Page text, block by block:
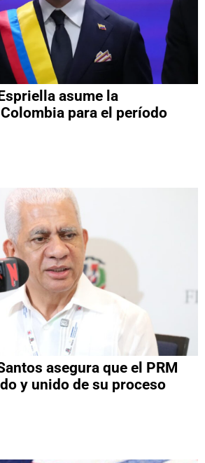
asume la
para el período
asegura que el PRM
y unido de su proceso